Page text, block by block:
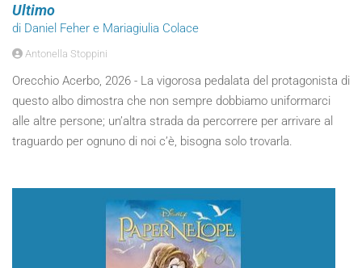
Ultimo
di Daniel Feher e Mariagiulia Colace
Antonella Stoppini
Orecchio Acerbo, 2026 - La vigorosa pedalata del protagonista di
questo albo dimostra che non sempre dobbiamo uniformarci
alle altre persone; un’altra strada da percorrere per arrivare al
traguardo per ognuno di noi c’è, bisogna solo trovarla.